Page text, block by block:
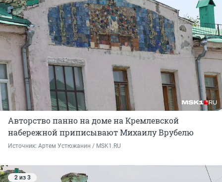
Авторство панно на доме на Кремлевской
набережной приписывают Михаилу Врубелю
Источник: Артем Устюжанин / MSK1.RU
2 из 3